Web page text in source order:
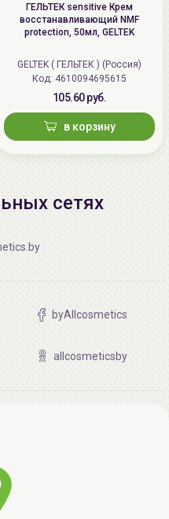
ГЕЛЬТЕК sensitive Крем
восстанавливающий NMF
protection, 50мл, GELTEK
GELTEK ( ГЕЛЬТЕК ) (Россия)
Код: 4610094695615
105.60 руб.
в корзину
сетях
byAllcosmetics
allcosmeticsby